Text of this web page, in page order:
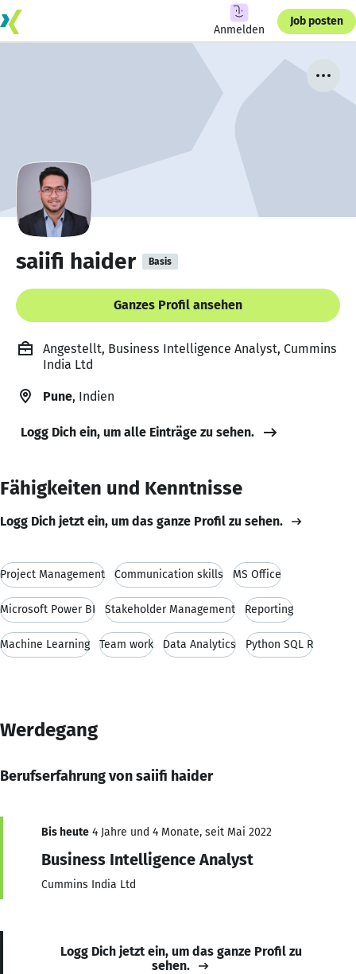
Anmelden
Job posten
saiifi haider Basis
Ganzes Profil ansehen
Angestellt, Business Intelligence Analyst, Cummins
India Ltd
Pune, Indien
Logg Dich ein, um alle Einträge zu sehen.
Fähigkeiten und Kenntnisse
Logg Dich jetzt ein, um das ganze Profil zu sehen.
Project Management Communication skills MS Office
Microsoft Power BI Stakeholder Management Reporting
Machine Learning Team work Data Analytics Python SQL R
Werdegang
Berufserfahrung von saiifi haider
Bis heute 4 Jahre und 4 Monate, seit Mai 2022
Business Intelligence Analyst
Cummins India Ltd
Logg Dich jetzt ein, um das ganze Profil zu
sehen.